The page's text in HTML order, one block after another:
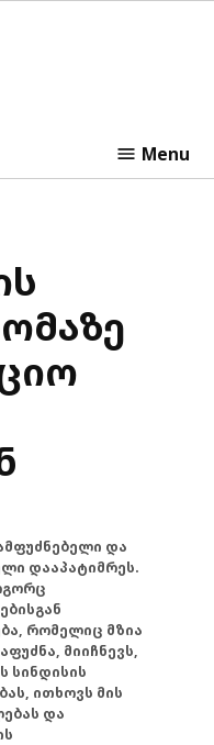
Menu
და
დააპატიმრეს.
რომელიც მზია
მიიჩნევს,
სინდისის
ითხოვს მის
და